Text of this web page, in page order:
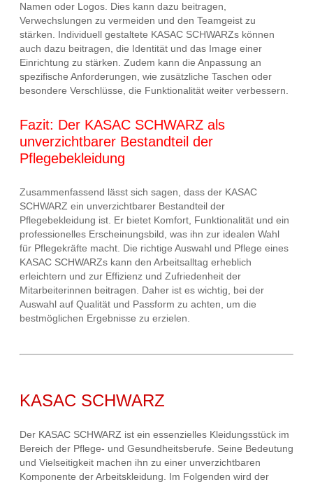
Namen oder Logos. Dies kann dazu beitragen,
Verwechslungen zu vermeiden und den Teamgeist zu
stärken. Individuell gestaltete KASAC SCHWARZs können
auch dazu beitragen, die Identität und das Image einer
Einrichtung zu stärken. Zudem kann die Anpassung an
spezifische Anforderungen, wie zusätzliche Taschen oder
besondere Verschlüsse, die Funktionalität weiter verbessern.
Fazit: Der KASAC SCHWARZ als
unverzichtbarer Bestandteil der
Pflegebekleidung
Zusammenfassend lässt sich sagen, dass der KASAC
SCHWARZ ein unverzichtbarer Bestandteil der
Pflegebekleidung ist. Er bietet Komfort, Funktionalität und ein
professionelles Erscheinungsbild, was ihn zur idealen Wahl
für Pflegekräfte macht. Die richtige Auswahl und Pflege eines
KASAC SCHWARZs kann den Arbeitsalltag erheblich
erleichtern und zur Effizienz und Zufriedenheit der
Mitarbeiterinnen beitragen. Daher ist es wichtig, bei der
Auswahl auf Qualität und Passform zu achten, um die
bestmöglichen Ergebnisse zu erzielen.
KASAC SCHWARZ
Der KASAC SCHWARZ ist ein essenzielles Kleidungsstück im
Bereich der Pflege- und Gesundheitsberufe. Seine Bedeutung
und Vielseitigkeit machen ihn zu einer unverzichtbaren
Komponente der Arbeitskleidung. Im Folgenden wird der